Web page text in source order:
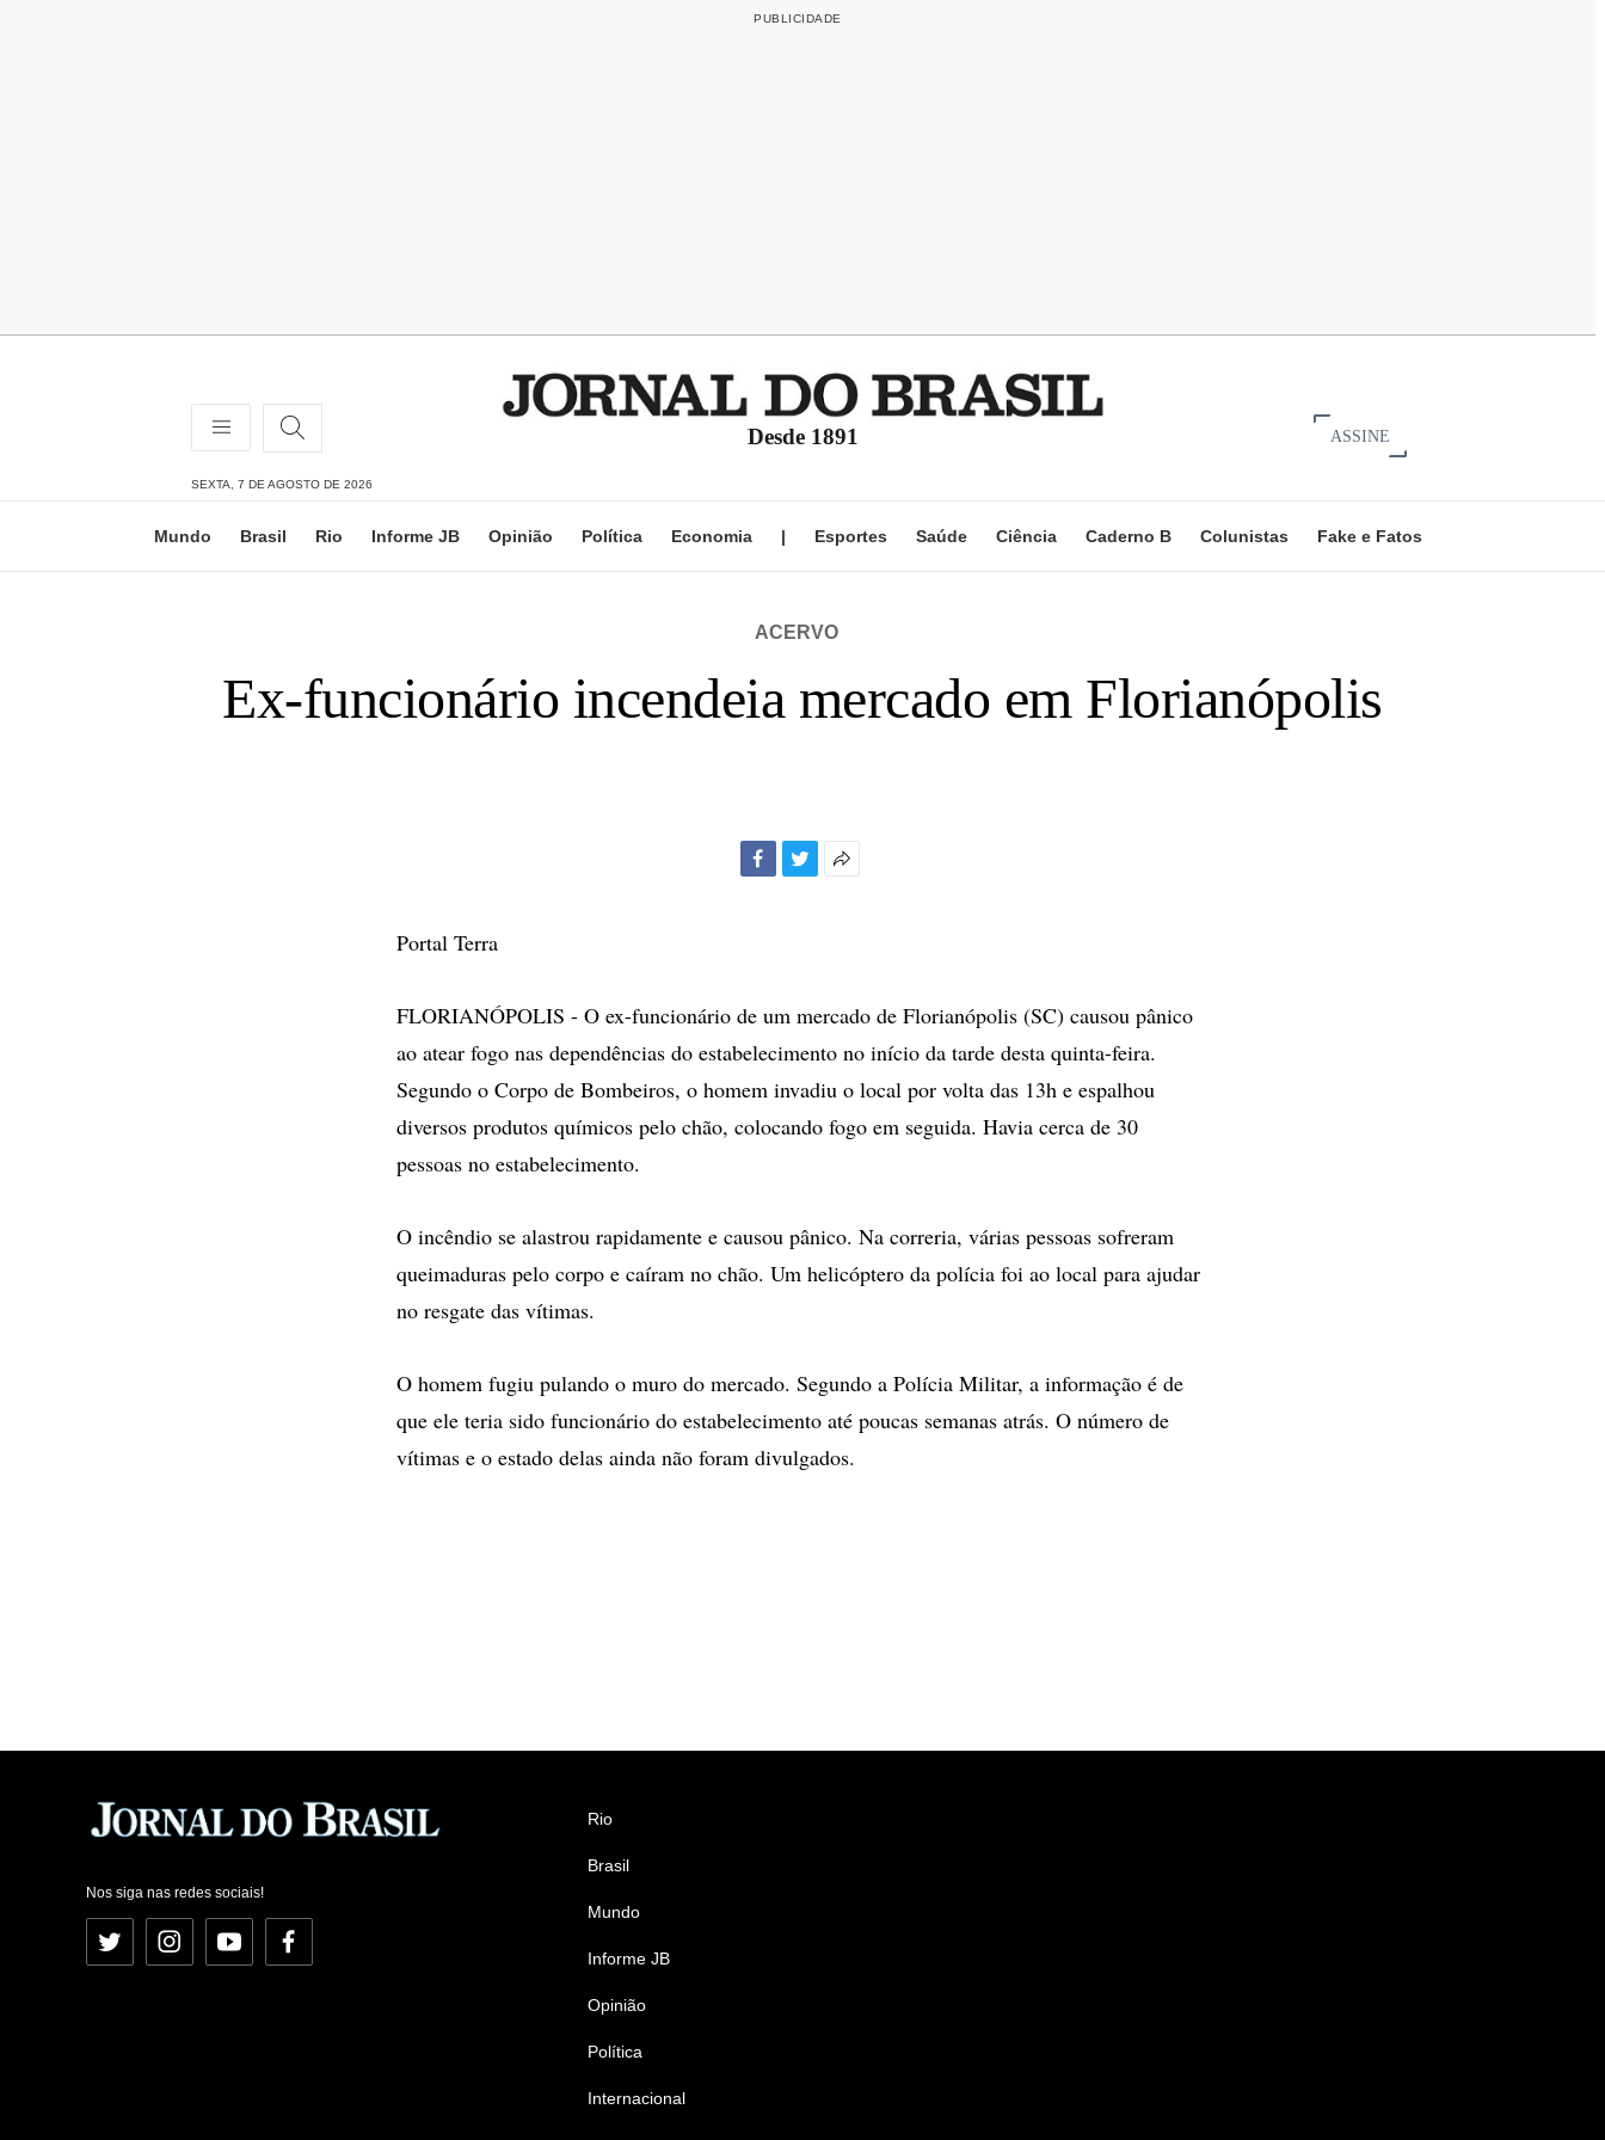
Desde 1891 ASSINE
SEXTA, 7 DE AGOSTO DE 2026
Mundo Brasil Rio Informe JB Opinião Política Economia | Esportes Saúde Ciência Caderno B Colunistas Fake e Fatos
ACERVO
Ex-funcionário incendeia mercado em Florianópolis
Portal Terra
FLORIANÓPOLIS - O ex-funcionário de um mercado de Florianópolis (SC) causou pânico
ao atear fogo nas dependências do estabelecimento no início da tarde desta quinta-feira.
Segundo o Corpo de Bombeiros, o homem invadiu o local por volta das 13h e espalhou
diversos produtos químicos pelo chão, colocando fogo em seguida. Havia cerca de 30
pessoas no estabelecimento.
O incêndio se alastrou rapidamente e causou pânico. Na correria, várias pessoas sofreram
queimaduras pelo corpo e caíram no chão. Um helicóptero da polícia foi ao local para ajudar
no resgate das vítimas.
O homem fugiu pulando o muro do mercado. Segundo a Polícia Militar, a informação é de
que ele teria sido funcionário do estabelecimento até poucas semanas atrás. O número de
vítimas e o estado delas ainda não foram divulgados.
Nos siga nas redes sociais!
Twitter InstagramYouTubeFacebook
Rio
Brasil
Mundo
Informe JB
Opinião
Política
Internacional